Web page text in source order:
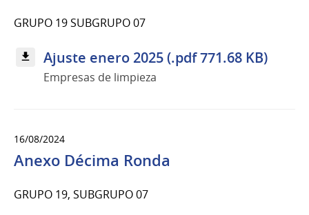
GRUPO 19 SUBGRUPO 07
Ajuste enero 2025 (.pdf 771.68 KB)
Empresas de limpieza
16/08/2024
Anexo Décima Ronda
GRUPO 19, SUBGRUPO 07